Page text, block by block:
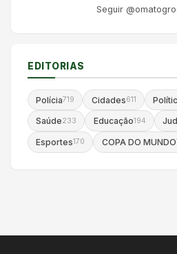
Seguir
EDITORIAS
Polícia719 Cidades611
Saúde233 Educação194
Esportes170 COPA DO MUNDO